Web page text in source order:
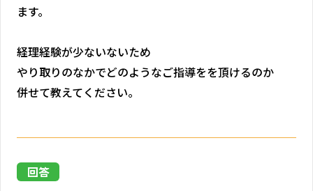
ます。
経理経験が少ないないため
やり取りのなかでどのようなご指導をを頂けるのか
併せて教えてください。
回答